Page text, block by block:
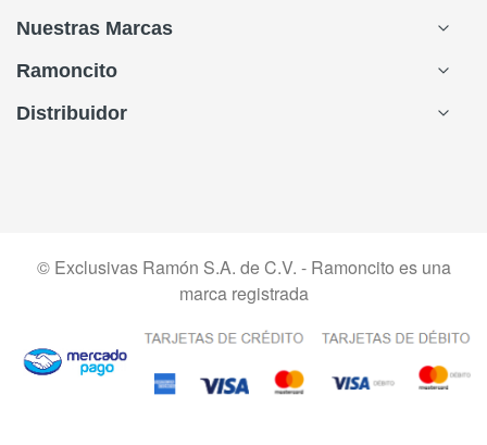
Nuestras Marcas
Ramoncito
Distribuidor
© Exclusivas Ramón S.A. de C.V. - Ramoncito es una
marca registrada